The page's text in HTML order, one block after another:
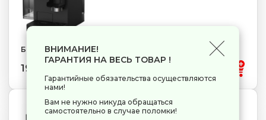
Бренд: Garlyn
19 799 руб.
Кофемашина автоматическая
ВНИМАНИЕ!
ГАРАНТИЯ НА ВЕСЬ ТОВАР !
Гарантийные обязательства осуществляются
нами!
Вам не нужно никуда обращаться
самостоятельно в случае поломки!